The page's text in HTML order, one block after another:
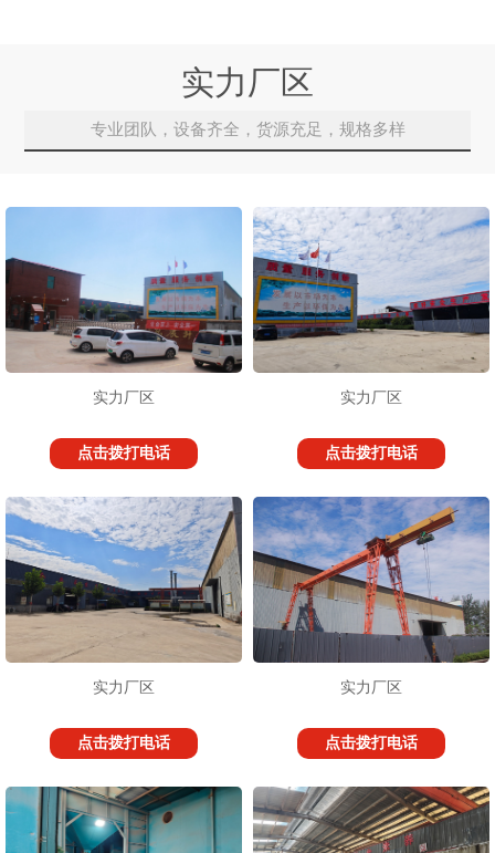
实力厂区
专业团队，设备齐全，货源充足，规格多样
实力厂区
点击拨打电话
实力厂区
点击拨打电话
实力厂区
点击拨打电话
实力厂区
点击拨打电话